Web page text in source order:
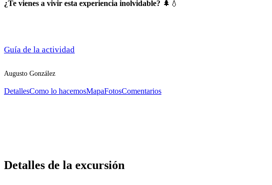
¿Te vienes a vivir esta experiencia inolvidable? 🌲💧
Guía de la actividad
Augusto González
DetallesComo lo hacemosMapaFotosComentarios
Detalles de la excursión